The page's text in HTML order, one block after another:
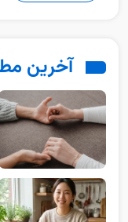
آخرین